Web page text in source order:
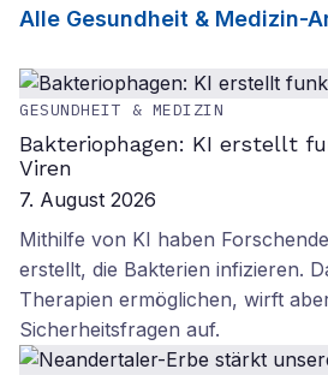
Alle Gesundheit & Medizin-
GESUNDHEIT & MEDIZIN
Bakteriophagen: KI erstellt
Viren
7. August 2026
Mithilfe von KI haben
erstellt, die Bakterien infizieren.
Therapien ermöglichen, wirft
Sicherheitsfragen auf.